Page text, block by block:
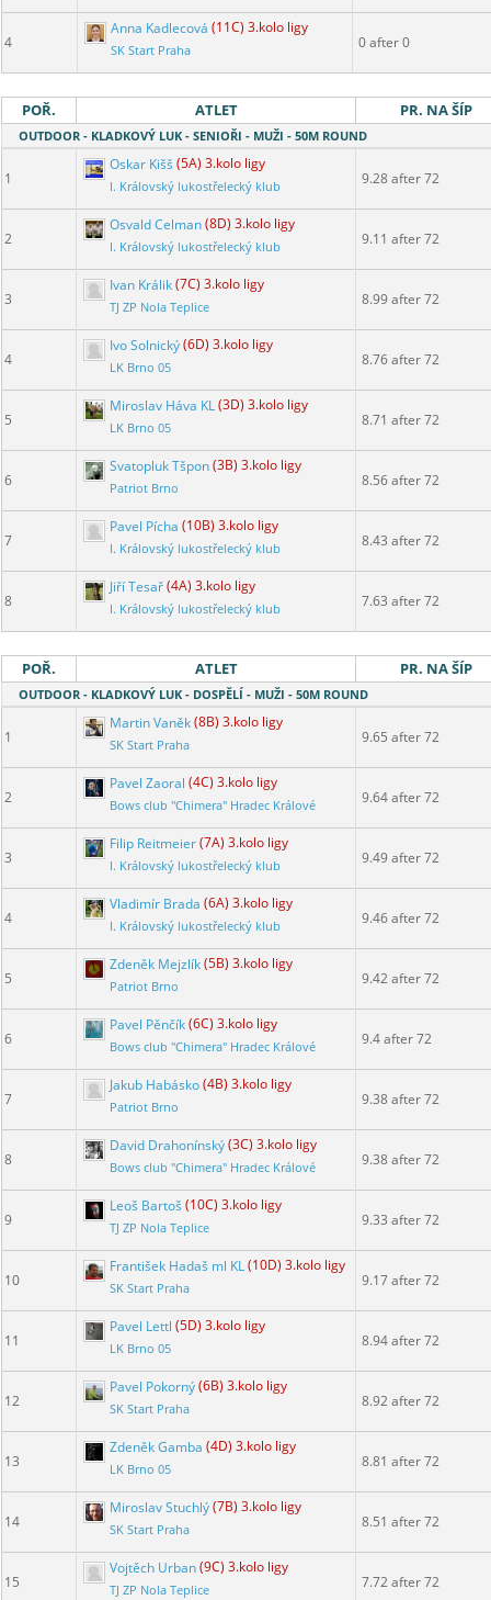
4
Anna Kadlecová (11C) 3.kolo ligy
SK Start Praha 0 after 0
POŘ. ATLET PR. NA ŠÍP
OUTDOOR - KLADKOVÝ LUK - SENIOŘI - MUŽI - 50M ROUND
1
Oskar Kišš (5A) 3.kolo ligy
I. Královský lukostřelecký klub 9.28 after 72
2
Osvald Celman(8D) 3.kolo ligy
I. Královský lukostřelecký klub 9.11 after 72
3
Ivan Králik(7C) 3.kolo ligy
TJ ZP Nola Teplice 8.99 after 72
4
Ivo Solnický(6D) 3.kolo ligy
LK Brno 05 8.76 after 72
5
Miroslav Háva KL(3D) 3.kolo ligy
LK Brno 05 8.71 after 72
6
Svatopluk Tšpon(3B) 3.kolo ligy
Patriot Brno 8.56 after 72
7
Pavel Pícha (10B) 3.kolo ligy
I. Královský lukostřelecký klub 8.43 after 72
8
Jiří Tesař(4A) 3.kolo ligy
I. Královský lukostřelecký klub 7.63 after 72
POŘ. ATLET PR. NA ŠÍP
OUTDOOR - KLADKOVÝ LUK - DOSPĚLÍ - MUŽI - 50M ROUND
1
Martin Vaněk(8B) 3.kolo ligy
SK Start Praha 9.65 after 72
2
Pavel Zaoral (4C) 3.kolo ligy
Bows club "Chimera" Hradec Králové 9.64 after 72
3
Filip Reitmeier(7A) 3.kolo ligy
I. Královský lukostřelecký klub 9.49 after 72
4
Vladimír Brada (6A) 3.kolo ligy
I. Královský lukostřelecký klub 9.46 after 72
5
Zdeněk Mejzlík(5B) 3.kolo ligy
Patriot Brno 9.42 after 72
6
Pavel Pěnčík(6C) 3.kolo ligy
Bows club "Chimera" Hradec Králové 9.4 after 72
7
Jakub Habásko(4B) 3.kolo ligy
Patriot Brno 9.38 after 72
8
David Drahonínský(3C) 3.kolo ligy
Bows club "Chimera" Hradec Králové 9.38 after 72
9
Leoš Bartoš (10C) 3.kolo ligy
TJ ZP Nola Teplice 9.33 after 72
10
František Hadaš ml KL(10D) 3.kolo ligy
SK Start Praha 9.17 after 72
11
Pavel Lettl (5D) 3.kolo ligy
LK Brno 05 8.94 after 72
12
Pavel Pokorný(6B) 3.kolo ligy
SK Start Praha 8.92 after 72
13
Zdeněk Gamba (4D) 3.kolo ligy
LK Brno 05 8.81 after 72
14
Miroslav Stuchlý(7B) 3.kolo ligy
SK Start Praha 8.51 after 72
15
Vojtěch Urban(9C) 3.kolo ligy
TJ ZP Nola Teplice 7.72 after 72